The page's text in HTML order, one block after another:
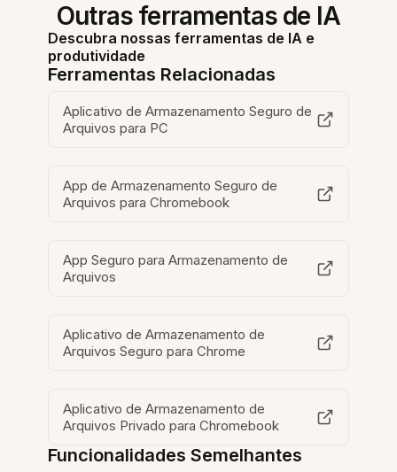
Outras ferramentas de IA
Descubra nossas ferramentas de IA e
produtividade
Ferramentas Relacionadas
Aplicativo de Armazenamento Seguro de
Arquivos para PC
App de Armazenamento Seguro de
Arquivos para Chromebook
App Seguro para Armazenamento de
Arquivos
Aplicativo de Armazenamento de
Arquivos Seguro para Chrome
Aplicativo de Armazenamento de
Arquivos Privado para Chromebook
Funcionalidades Semelhantes